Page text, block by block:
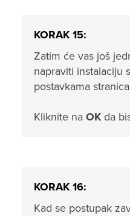
KORAK 15:
Zatim će vas još
napraviti instalaciju
postavkama
Kliknite na OKda
KORAK 16:
Kad se postupak